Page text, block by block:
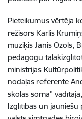
Pieteikumus vērtēja
režisors Kārlis
mūziķis Jānis Ozols,
pedagogu
ministrijas
nodaļas referente
skolas soma”
Izglītības un jauniešu